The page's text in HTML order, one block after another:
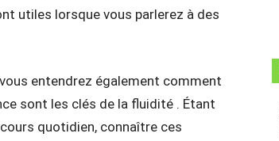
utiles lorsque vous parlerez à des
entendrez également comment
sont les clés de la fluidité . Étant
quotidien, connaître ces